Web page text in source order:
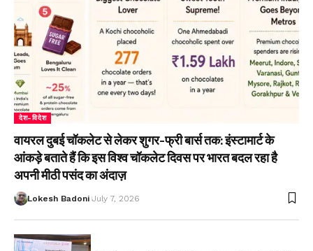
देश-विदेश
वायरल दुबई चॉकलेट से लेकर शुगर-फ्री बार्स तक: इंस्टामार्ट के
आंकड़े बताते हैं कि इस विश्व चॉकलेट दिवस पर भारत बदल रहा है
अपनी मीठी पसंद का अंदाज़
Lokesh Badoni July 7, 2026